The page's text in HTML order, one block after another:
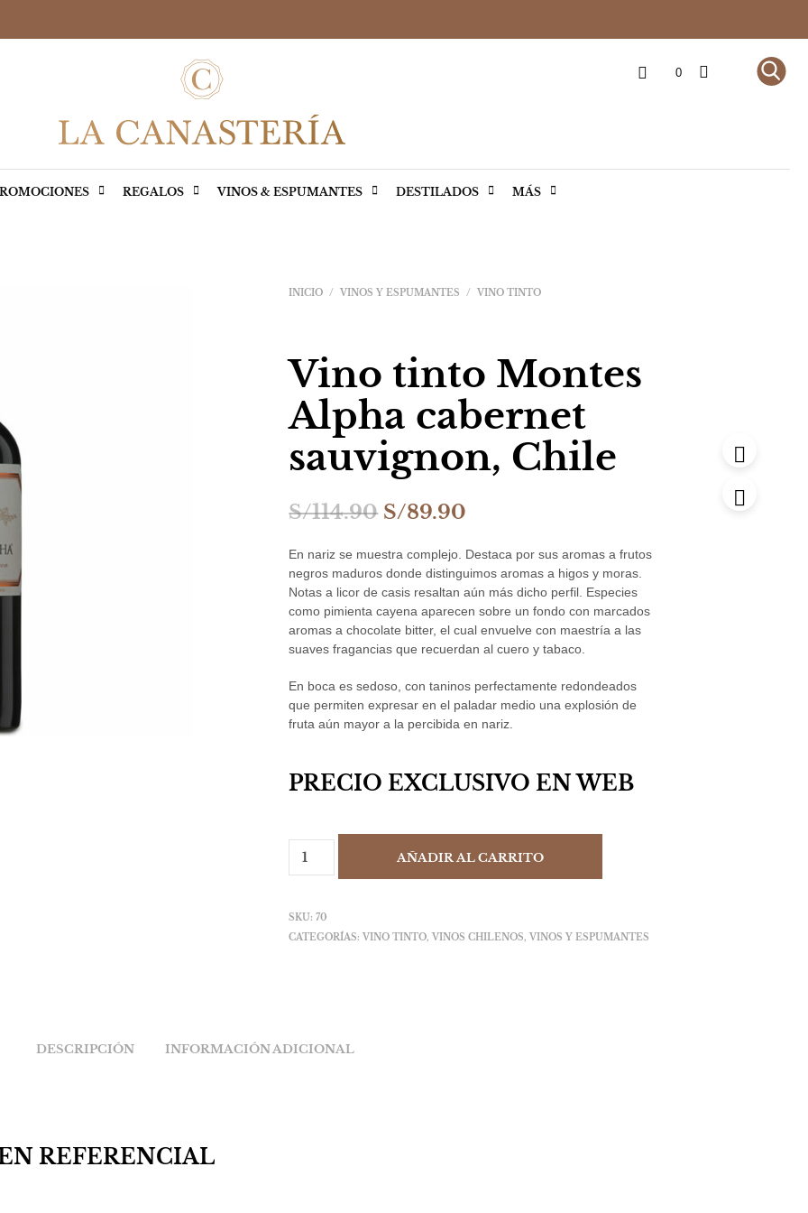
REGALOS VINOS & ESPUMANTES DESTILADOS MÁS
0
INICIO / VINOS Y ESPUMANTES / VINO TINTO
Vino tinto Montes
Alpha cabernet
sauvignon, Chile
S/114.90 El
original
era:
S/114.90.
S/89.90
actual
es:
S/89.90.
En nariz se muestra complejo. Destaca por sus aromas a frutos
negros maduros donde distinguimos aromas a higos y moras.
Notas a licor de casis resaltan aún más dicho perfil. Especies
como pimienta cayena aparecen sobre un fondo con marcados
aromas a chocolate bitter, el cual envuelve con maestría a las
suaves fragancias que recuerdan al cuero y tabaco.
En boca es sedoso, con taninos perfectamente redondeados
que permiten expresar en el paladar medio una explosión de
fruta aún mayor a la percibida en nariz.
PRECIO EXCLUSIVO EN WEB
AÑADIR AL CARRITO
SKU:70
CATEGORÍAS:VINO TINTO,VINOS CHILENOS,VINOS Y ESPUMANTES
DESCRIPCIÓN INFORMACIÓN ADICIONAL
REFERENCIAL